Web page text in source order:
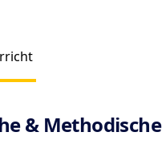
& Methodische